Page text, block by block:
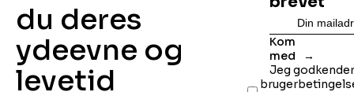
du deres
ydeevne og
levetid
Kom
med
Jeg godkender